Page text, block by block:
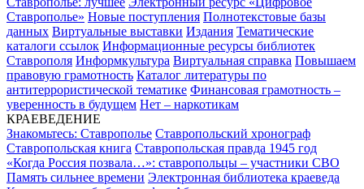
Ставрополье» Новые поступления Полнотекстовые базы
данных Виртуальные выставки Издания Тематические
каталоги ссылок Информационные ресурсы библиотек
Ставрополя Информкультура Виртуальная справка Повышаем
правовую грамотность Каталог литературы по
антитеррористической тематике Финансовая грамотность –
уверенность в будущем Нет – наркотикам
КРАЕВЕДЕНИЕ
Знакомьтесь: Ставрополье Ставропольский хронограф
Ставропольская книга Ставропольская правда 1945 год
«Когда Россия позвала…»: ставропольцы – участники СВО
Память сильнее времени Электронная библиотека краеведа